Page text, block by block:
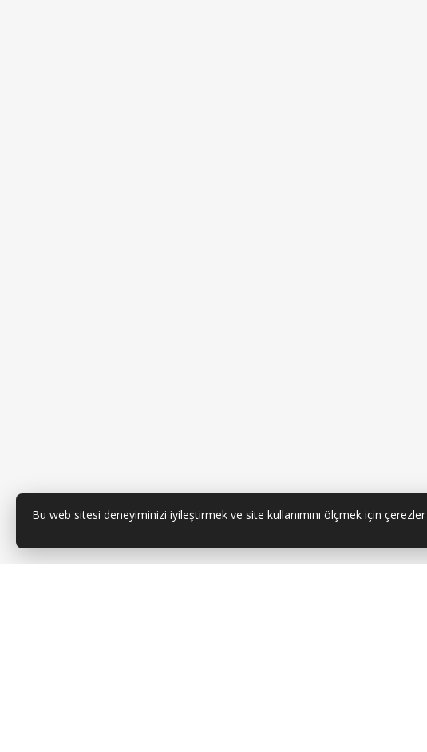
Bu web sitesi deneyiminizi iyileştirmek ve site kullanımını ölçmek için çerezler